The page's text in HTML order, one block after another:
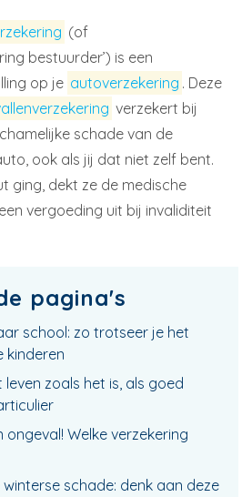
(of
bestuurder’) is een
op je autoverzekering . Deze
verzekert bij
schade van de
ook als jij dat niet zelf bent.
ging, dekt ze de medische
vergoeding uit bij invaliditeit
pagina's
school: zo trotseer je het
kinderen
leven zoals het is, als goed
ongeval! Welke verzekering
schade: denk aan deze